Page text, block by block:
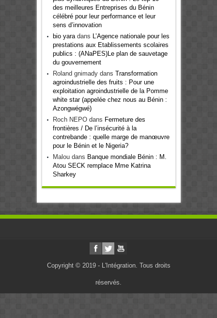
des meilleures Entreprises du Bénin
célébré pour leur performance et leur
sens d’innovation
bio yaradans
L’Agence nationale pour les
prestations aux Etablissements scolaires
publics : (ANaPES)Le plan de sauvetage
du gouvernement
Roland gnimadydans Transformation
agroindustrielle des fruits : Pour une
exploitation agroindustrielle de la Pomme
white star (appelée chez nous au Bénin :
Azongwégwé)
Roch NEPOdans Fermeture des
frontières / De l’insécurité à la
contrebande : quelle marge de manœuvre
pour le Bénin et le Nigeria?
Maloudans Banque mondiale Bénin : M.
Atou SECK remplace Mme Katrina
Sharkey
Copyright © 2019 - L'Intégration. Tous droits
réservés.